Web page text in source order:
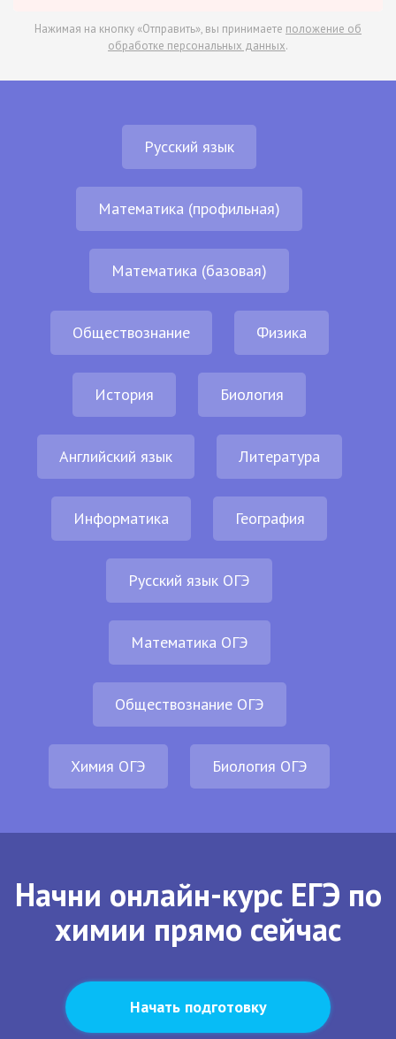
Нажимая на кнопку «Отправить», вы принимаете положение об
обработке персональных данных.
Русский язык
Математика (профильная)
Математика (базовая)
Обществознание Физика
История Биология
Английский язык Литература
Информатика География
Русский язык ОГЭ
Математика ОГЭ
Обществознание ОГЭ
Химия ОГЭ Биология ОГЭ
Начни онлайн-курс ЕГЭ по
химии прямо сейчас
Начать подготовку